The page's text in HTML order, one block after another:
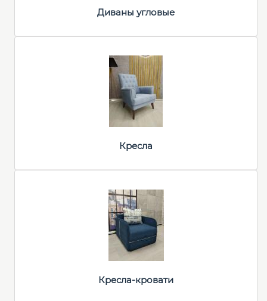
Диваны угловые
Кресла
Кресла-кровати